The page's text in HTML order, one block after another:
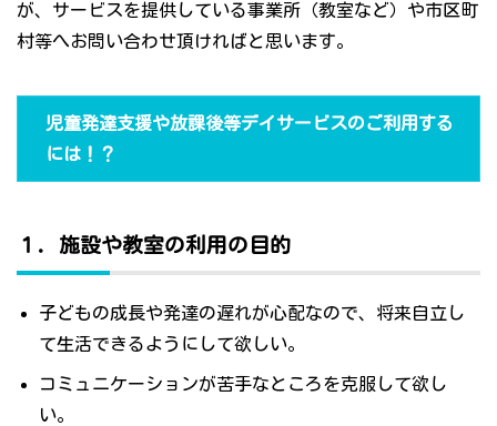
が、サービスを提供している事業所（教室など）や市区町
村等へお問い合わせ頂ければと思います。
児童発達支援や放課後等デイサービスのご利用する
には！？
１．施設や教室の利用の目的
子どもの成長や発達の遅れが心配なので、将来自立し
て生活できるようにして欲しい。
コミュニケーションが苦手なところを克服して欲し
い。